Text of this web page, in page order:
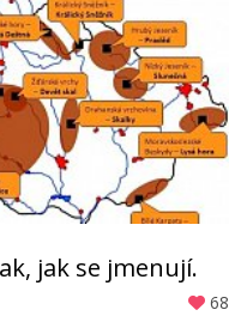
jak se jmenují.
68